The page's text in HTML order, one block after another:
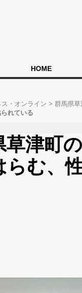
HOME
・オンライン
群馬県
れている
草津町
らむ、